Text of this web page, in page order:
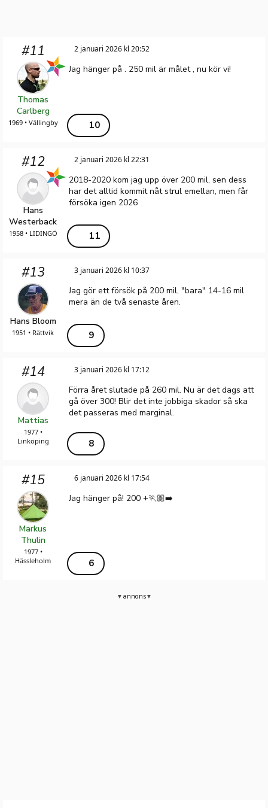
#11
Thomas
Carlberg
1969 • Vällingby
2 januari 2026 kl 20:52
Jag hänger på . 250 mil är målet , nu kör vi!
10
#12
Hans
Westerback
1958 • LIDINGÖ
2 januari 2026 kl 22:31
2018-2020 kom jag upp över 200 mil, sen dess
har det alltid kommit nåt strul emellan, men får
försöka igen 2026
11
#13
Hans Bloom
1951 • Rättvik
3 januari 2026 kl 10:37
Jag gör ett försök på 200 mil, "bara" 14-16 mil
mera än de två senaste åren.
9
#14
Mattias
1977 •
Linköping
3 januari 2026 kl 17:12
Förra året slutade på 260 mil. Nu är det dags att
gå över 300! Blir det inte jobbiga skador så ska
det passeras med marginal.
8
#15
Markus
Thulin
1977 •
Hässleholm
6 januari 2026 kl 17:54
Jag hänger på! 200 +🏃🏼‍➡️
6
annons